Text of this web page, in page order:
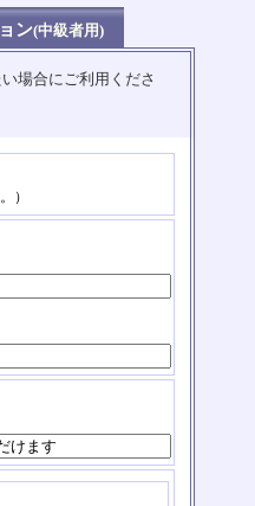
ン(中級者用)
場合にご利用くださ
）